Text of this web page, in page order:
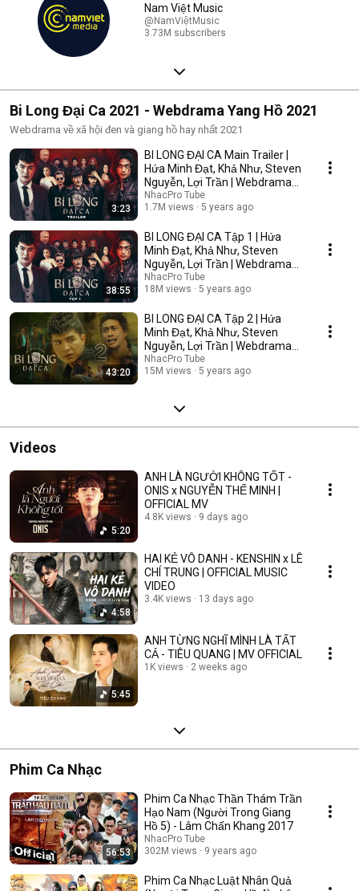
Nam Việt Music
@NamViệtMusic
3.73M subscribers
Bi Long Đại Ca 2021 - Webdrama Yang Hồ 2021
Webdrama về xã hội đen và giang hồ hay nhất 2021
3:23
BI LONG ĐẠI CA Main Trailer |
Hứa Minh Đạt, Khả Như, Steven
Nguyễn, Lợi Trần | Webdrama
Yang Hồ 2021
NhacPro Tube
1.7M views
5 years ago
38:55
BI LONG ĐẠI CA Tập 1 | Hứa
Minh Đạt, Khả Như, Steven
Nguyễn, Lợi Trần | Webdrama
Yang Hồ 2021
NhacPro Tube
18M views
5 years ago
43:20
BI LONG ĐẠI CA Tập 2 | Hứa
Minh Đạt, Khả Như, Steven
Nguyễn, Lợi Trần | Webdrama
Yang Hồ 2021
NhacPro Tube
15M views
5 years ago
Videos
5:20
ANH LÀ NGƯỜI KHÔNG TỐT -
ONIS x NGUYỄN THẾ MINH |
OFFICIAL MV
4.8K views 9 days ago
4:58
HAI KẺ VÔ DANH - KENSHIN x LÊ
CHÍ TRUNG | OFFICIAL MUSIC
VIDEO
3.4K views 13 days ago
5:45
ANH TỪNG NGHĨ MÌNH LÀ TẤT
CẢ - TIÊU QUANG | MV OFFICIAL
1K views 2 weeks ago
Phim Ca Nhạc
56:53
Phim Ca Nhạc Thần Thám Trần
Hạo Nam (Người Trong Giang
Hồ 5) - Lâm Chấn Khang 2017
NhacPro Tube
302M views
9 years ago
Phim Ca Nhạc Luật Nhân Quả